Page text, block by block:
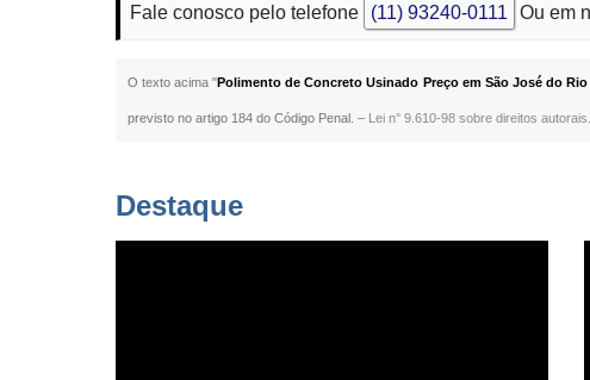
Fale conosco pelo telefone
(11) 93240-0111 Ou em
O texto acima "Polimento de Concreto Usinado Preço em São José do Rio
previsto no artigo 184 do Código Penal. – Lei n° 9.610-98 sobre direitos autorais
Destaque